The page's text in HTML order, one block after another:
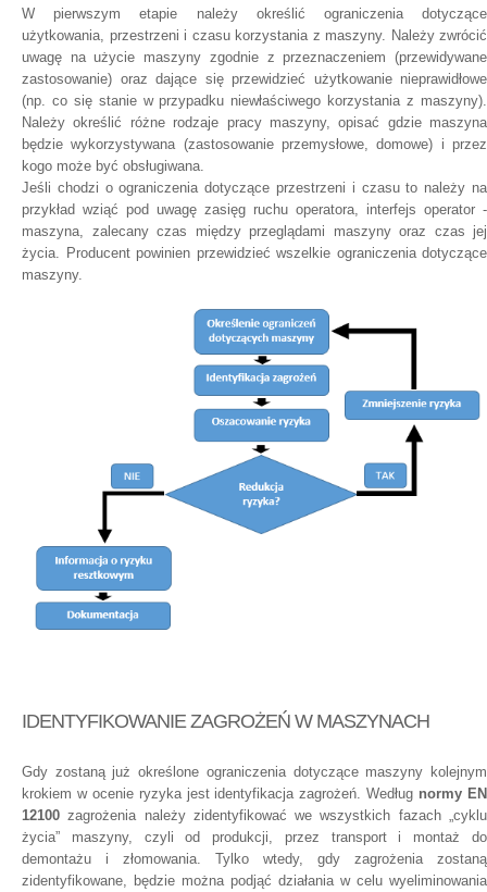
W pierwszym etapie należy określić ograniczenia dotyczące
użytkowania, przestrzeni i czasu korzystania z maszyny. Należy zwrócić
uwagę na użycie maszyny zgodnie z przeznaczeniem (przewidywane
zastosowanie) oraz dające się przewidzieć użytkowanie nieprawidłowe
(np. co się stanie w przypadku niewłaściwego korzystania z maszyny).
Należy określić różne rodzaje pracy maszyny, opisać gdzie maszyna
będzie wykorzystywana (zastosowanie przemysłowe, domowe) i przez
kogo może być obsługiwana.
Jeśli chodzi o ograniczenia dotyczące przestrzeni i czasu to należy na
przykład wziąć pod uwagę zasięg ruchu operatora, interfejs operator -
maszyna, zalecany czas między przeglądami maszyny oraz czas jej
życia. Producent powinien przewidzieć wszelkie ograniczenia dotyczące
maszyny.
IDENTYFIKOWANIE ZAGROŻEŃ W MASZYNACH
Gdy zostaną już określone ograniczenia dotyczące maszyny kolejnym
krokiem w ocenie ryzyka jest identyfikacja zagrożeń. Według normy EN
12100 zagrożenia należy zidentyfikować we wszystkich fazach „cyklu
życia” maszyny, czyli od produkcji, przez transport i montaż do
demontażu i złomowania. Tylko wtedy, gdy zagrożenia zostaną
zidentyfikowane, będzie można podjąć działania w celu wyeliminowania